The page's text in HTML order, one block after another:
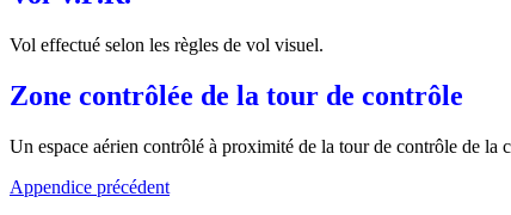
Vol effectué selon les règles de vol visuel.
Zone contrôlée de la tour de contrôle
Un espace aérien contrôlé à proximité de la tour de contrôle de
Appendice précédent